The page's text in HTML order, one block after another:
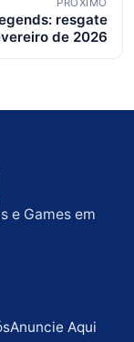
resgate
de 2026
e Games em
Anuncie Aqui